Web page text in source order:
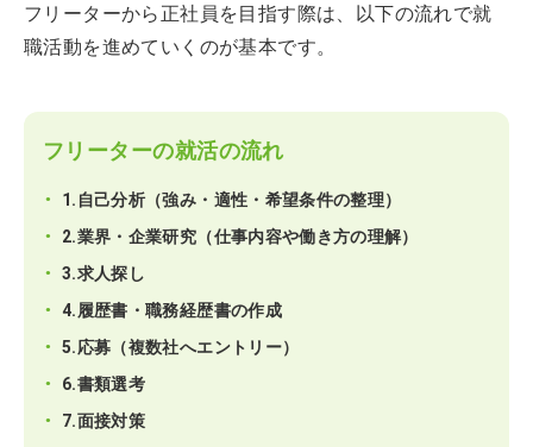
フリーターから正社員を目指す際は、以下の流れで就
職活動を進めていくのが基本です。
フリーターの就活の流れ
1.自己分析（強み・適性・希望条件の整理）
2.業界・企業研究（仕事内容や働き方の理解）
3.求人探し
4.履歴書・職務経歴書の作成
5.応募（複数社へエントリー）
6.書類選考
7.面接対策